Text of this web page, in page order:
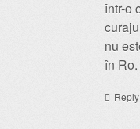
într-o
nu
în Ro.
Reply